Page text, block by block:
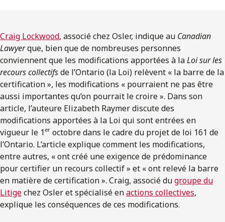
Craig Lockwood, associé chez Osler, indique au Canadian
Lawyerque, bien que de nombreuses personnes
conviennent que les modifications apportées à laLoi sur les
recours collectifsde l’Ontario (la Loi) relèvent « la barre de la
certification », les modifications « pourraient ne pas être
aussi importantes qu’on pourrait le croire ». Dans son
article, l’auteure Elizabeth Raymer discute des
modifications apportées à la Loi qui sont entrées en
vigueur le 1 er octobre dans le cadre du projet de loi 161 de
l’Ontario. L’article explique comment les modifications,
entre autres, « ont créé une exigence de prédominance
pour certifier un recours collectif » et « ont relevé la barre
en matière de certification ». Craig, associé dugroupe du
Litigechez Osler et spécialisé enactions collectives,
explique les conséquences de ces modifications.